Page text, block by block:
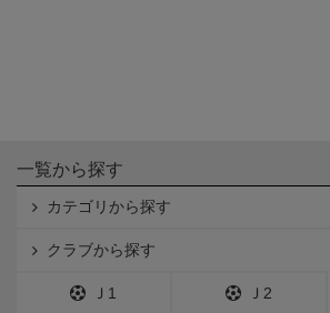
一覧から探す
カテゴリから探す
クラブから探す
Ｊ1 Ｊ2